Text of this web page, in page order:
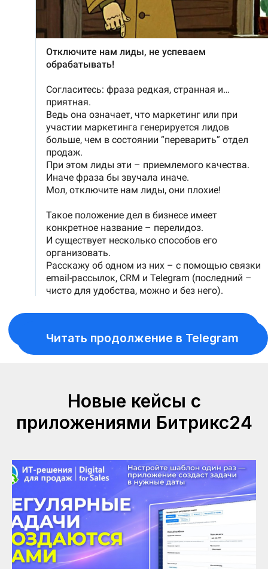
Новые кейсы с
приложениями Битрикс24